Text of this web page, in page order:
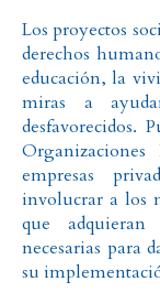
Los proyectos
derechos
educación, la
miras a
desfavorecidos.
empresas
involucrar a los
que
necesarias para
su